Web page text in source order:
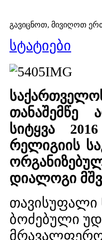
გავიცნოთ, მივიღოთ
სტატიები
თანაშემწე
სიტყვა
რელიგიის
დიალოგი
თავისუფალი
ბოძებული